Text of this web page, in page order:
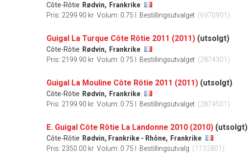
Côte-Rôtie Rødvin, Frankrike
Pris: 2299.90 kr Volum: 0.75 l Bestillingsutvalget (6970901)
Guigal La Turque Côte Rôtie 2011 (2011) (utsolgt)
Côte-Rôtie Rødvin, Frankrike
Pris: 2199.90 kr Volum: 0.75 l Bestillingsutvalget (2874301)
Guigal La Mouline Côte Rôtie 2011 (2011) (utsolgt)
Côte-Rôtie Rødvin, Frankrike
Pris: 2199.90 kr Volum: 0.75 l Bestillingsutvalget (2874501)
E. Guigal Côte Rôtie La Landonne 2010 (2010) (utsolgt)
Côte-Rôtie Rødvin, Frankrike - Rhône, Frankrike
Pris: 2350.00 kr Volum: 0.75 l Bestillingsutvalg (1732801)